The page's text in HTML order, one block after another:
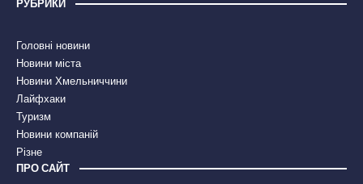
РУБРИКИ
Головні новини
Новини міста
Новини Хмельниччини
Лайфхаки
Туризм
Новини компаній
Різне
ПРО САЙТ